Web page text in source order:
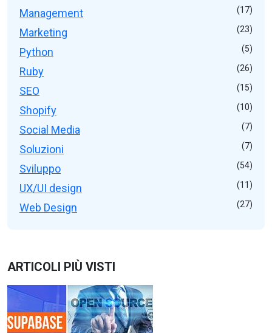
Management
(17)
Marketing (23)
Python (5)
Ruby (26)
SEO (15)
Shopify (10)
Social Media (7)
Soluzioni (7)
Sviluppo (54)
UX/UI design (11)
Web Design (27)
ARTICOLI PIÙ VISTI